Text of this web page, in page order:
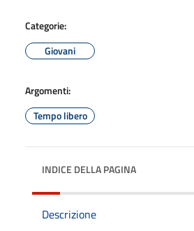
Categorie:
Giovani
Argomenti:
Tempo libero
INDICE DELLA PAGINA
Descrizione